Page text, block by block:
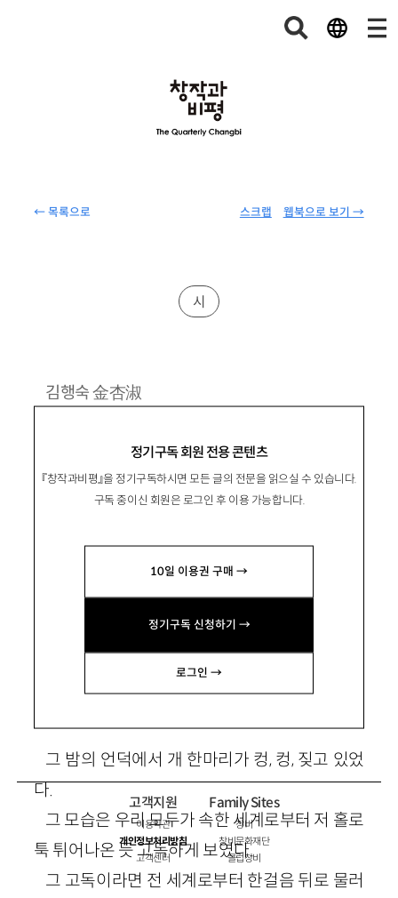
← 목록으로 웹북으로 보기 →
스크랩
정기구독 회원 전용 콘텐츠
『창작과비평』을 정기구독하시면 모든 글의 전문을 읽으실 수 있습니다.
구독 중이신 회원은 로그인 후 이용 가능합니다.
10일 이용권 구매 →
정기구독 신청하기 →
로그인 →
시
김행숙金杏淑
단. 시집 『사춘기』 『이별의 능력』 『타인의 의미』
『에코의 초상』 등이 있음.
우리를 위하여
그 밤의 언덕에서 개 한마리가 컹, 컹, 짖고 있었
다.
그 모습은 우리 모두가 속한 세계로부터 저 홀로
툭 튀어나온 듯 고독하게 보였다.
그 고독이라면 전 세계로부터 한걸음 뒤로 물러
고객지원
이용약관
개인정보처리방침
고객센터
Family Sites
창비
창비문화재단
클럽창비